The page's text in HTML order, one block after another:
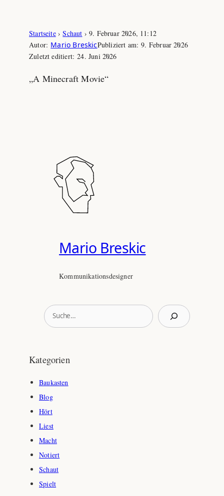
springen
Mario Breskic
Kommunikationsdesigner
S
u
e
Kategorien
Baukasten
Blog
Hört
Liest
Macht
Notiert
Schaut
Spielt
Startseite›Schaut › 9. Februar 2026, 11:12
Autor: Mario BreskicPubliziert am:9. Februar 2026
Zuletzt editiert:24. Juni 2026
„A Minecraft Movie“